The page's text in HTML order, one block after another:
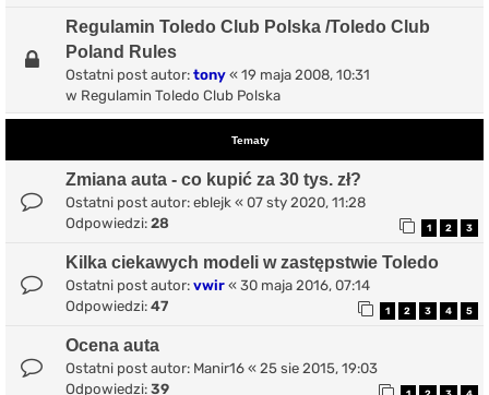
Regulamin Toledo Club Polska /Toledo Club
Poland Rules
Ostatni post autor: tony « 19 maja 2008, 10:31
w Regulamin Toledo Club Polska
Tematy
Zmiana auta - co kupić za 30 tys. zł?
Ostatni post autor: eblejk « 07 sty 2020, 11:28
Odpowiedzi: 28 1 2 3
Kilka ciekawych modeli w zastępstwie Toledo
Ostatni post autor: vwir « 30 maja 2016, 07:14
Odpowiedzi: 47 1 2 3 4 5
Ocena auta
Ostatni post autor: Manir16 « 25 sie 2015, 19:03
Odpowiedzi: 39